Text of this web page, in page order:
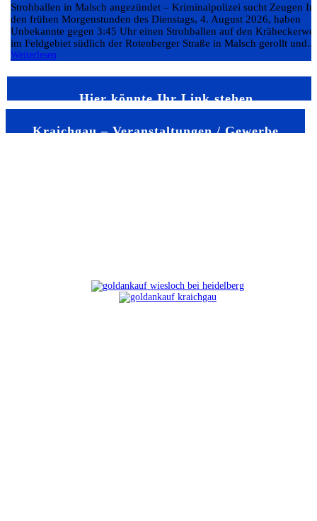
Strohballen in Malsch angezündet – Kriminalpolizei sucht Zeugen In
den frühen Morgenstunden des Dienstags, 4. August 2026, haben
Unbekannte gegen 3:45 Uhr einen Strohballen auf den
im Feldgebiet südlich der Rotenberger Straße in Malsch gerollt und...
Weiterlesen
Hier könnte Ihr Link stehen
Kraichgau – Veranstaltungen / Gewerbe